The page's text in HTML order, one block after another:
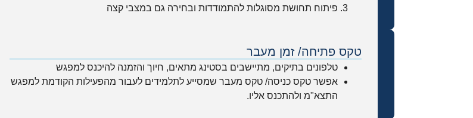
פיתוח תחושת מסוגלות להתמודדות ובחירה גם במצבי קצה
טקס פתיחה/ זמן מעבר​
טלפונים בתיקים, מתיישבים בסטינג מתאים, חיוך והזמנה להיכנס למפגש
אפשר טקס כניסה/ טקס מעבר שמסייע לתלמידים לעבור מהפעילות הקודמת למפגש
התצא"מ ולהתכנס אליו.